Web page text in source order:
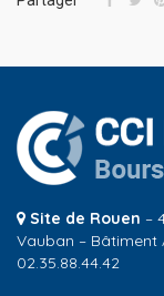
Site de Rouen –
Vauban – Bâtiment
02.35.88.44.42